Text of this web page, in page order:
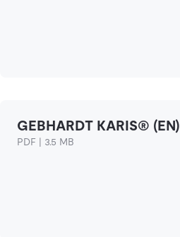
GEBHARDT KARIS® (EN)
PDF | 3.5 MB